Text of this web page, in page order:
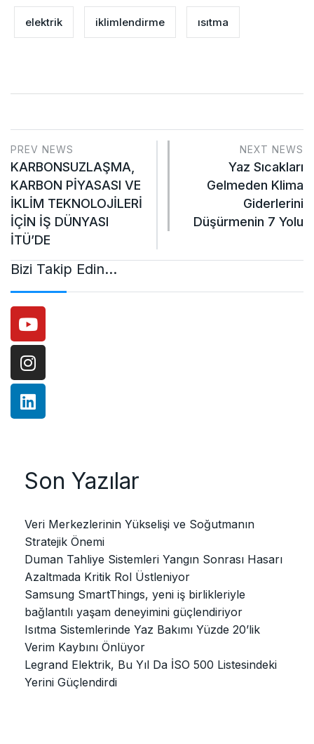
elektrik iklimlendirme ısıtma
PREV NEWS
KARBONSUZLAŞMA,
KARBON PİYASASI VE
İKLİM TEKNOLOJİLERİ
İÇİN İŞ DÜNYASI
İTÜ’DE
NEXT NEWS
Yaz Sıcakları
Gelmeden Klima
Giderlerini
Düşürmenin 7 Yolu
Bizi Takip Edin…
Son Yazılar
Veri Merkezlerinin Yükselişi ve Soğutmanın
Stratejik Önemi
Duman Tahliye Sistemleri Yangın Sonrası Hasarı
Azaltmada Kritik Rol Üstleniyor
Samsung SmartThings, yeni iş birlikleriyle
bağlantılı yaşam deneyimini güçlendiriyor
Isıtma Sistemlerinde Yaz Bakımı Yüzde 20’lik
Verim Kaybını Önlüyor
Legrand Elektrik, Bu Yıl Da İSO 500 Listesindeki
Yerini Güçlendirdi